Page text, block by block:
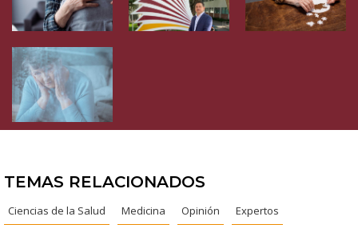
TEMAS RELACIONADOS
Ciencias de la Salud Medicina Opinión Expertos